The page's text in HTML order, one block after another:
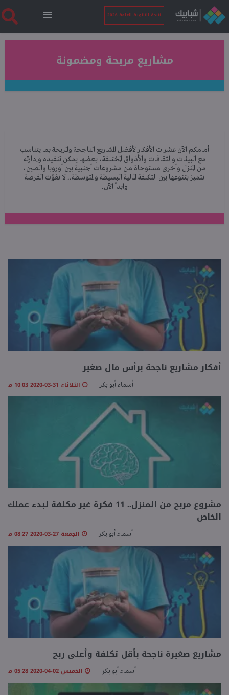
نتيجة الثانوية العامة 2026
الرئيسية
نتيجة الثانوية العامة 2026
فنجان قهوة
بوابة الطلبة
مشاريع مربحة ومضمونة
أمامكم الآن عشرات الأفكار لأفضل المشاريع الناجحة والمربحة بما يتناسب
مع البيئات والثقافات والأذواق المختلفة، بعضها يمكن تنفيذه وإدارته
من المنزل وأخرى مستوحاة من مشروعات أجنبية بين أوروبا والصين،
تتميز بتنوعها بين التكلفة المالية البسيطة والمتوسطة.. لا تفوّت الفرصة
وابدأ الآن.
أفكار مشاريع ناجحة برأس مال صغير
أسماء أبو بكر الثلاثاء 31-03-2020 10:03 مـ
مشروع مربح من المنزل.. 11 فكرة غير مكلفة لبدء عملك
الخاص
أسماء أبو بكر الجمعة 27-03-2020 08:27 مـ
مشاريع صغيرة ناجحة بأقل تكلفة وأعلى ربح
أسماء أبو بكر الخميس 02-04-2020 05:28 مـ